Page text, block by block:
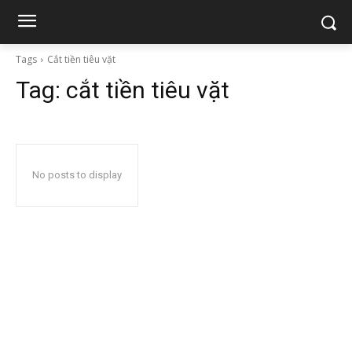
Tags Cắt tiền tiêu vặt
Tag: cắt tiền tiêu vặt
No posts to display